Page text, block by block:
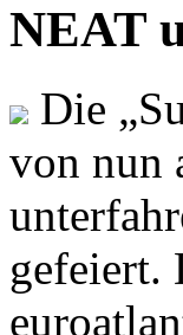
NEAT
Die
von nun
gefeiert.